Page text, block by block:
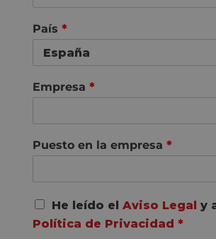
País *
Empresa *
Puesto en la empresa *
A
c
u
He leído el Aviso Legal y
Política de Privacidad *